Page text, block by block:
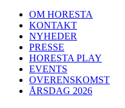
OM HORESTA
KONTAKT
NYHEDER
PRESSE
HORESTA PLAY
EVENTS
OVERENSKOMST
ÅRSDAG 2026